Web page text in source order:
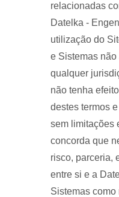
relacionadas
Datelka -
utilização do
e Sistemas
qualquer
não tenha
destes termos
sem limitações
concorda que
risco, parceria,
entre si e a
Sistemas